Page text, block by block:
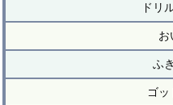
ドリ
お
ふ
ゴッ